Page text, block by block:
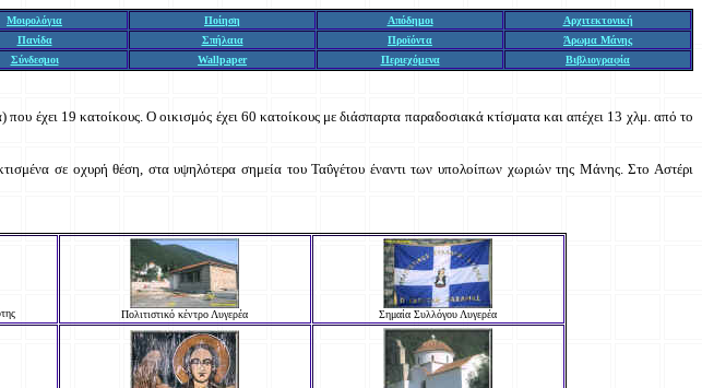
Μοιρολόγια Ποίηση Απόδημοι
Αρχιτεκτονική
Πανίδα Σπήλαια Προϊόντα
Άρωμα Μάνης
Σύνδεσμοι Wallpaper Περιεχόμενα Βιβλιογραφία
έχει 19 κατοίκους. Ο οικισμός έχει 60 κατοίκους με διάσπαρτα παραδοσιακά κτίσματα και απέχει 13 χλμ. από το
σε οχυρή θέση, στα υψηλότερα σημεία του Ταΰγέτου έναντι των υπολοίπων χωριών της Μάνης. Στο Αστέρι
Πολιτιστικό κέντρο Λυγερέα Σημαία Συλλόγου Λυγερέα